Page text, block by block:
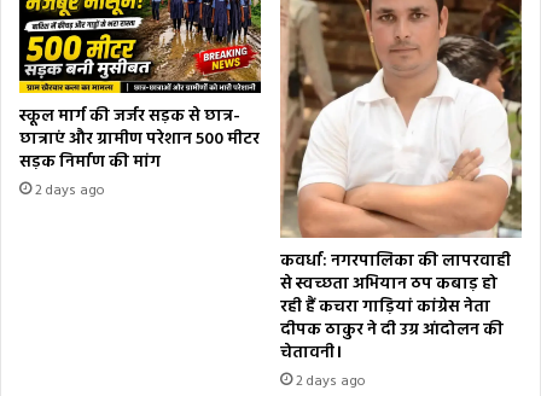
स्कूल मार्ग की जर्जर सड़क से छात्र-
छात्राएं और ग्रामीण परेशान 500 मीटर
सड़क निर्माण की मांग
2 days ago
कवर्धा: नगरपालिका की लापरवाही
से स्वच्छता अभियान ठप कबाड़ हो
रही हैं कचरा गाड़ियां कांग्रेस नेता
दीपक ठाकुर ने दी उग्र आंदोलन की
चेतावनी।
2 days ago